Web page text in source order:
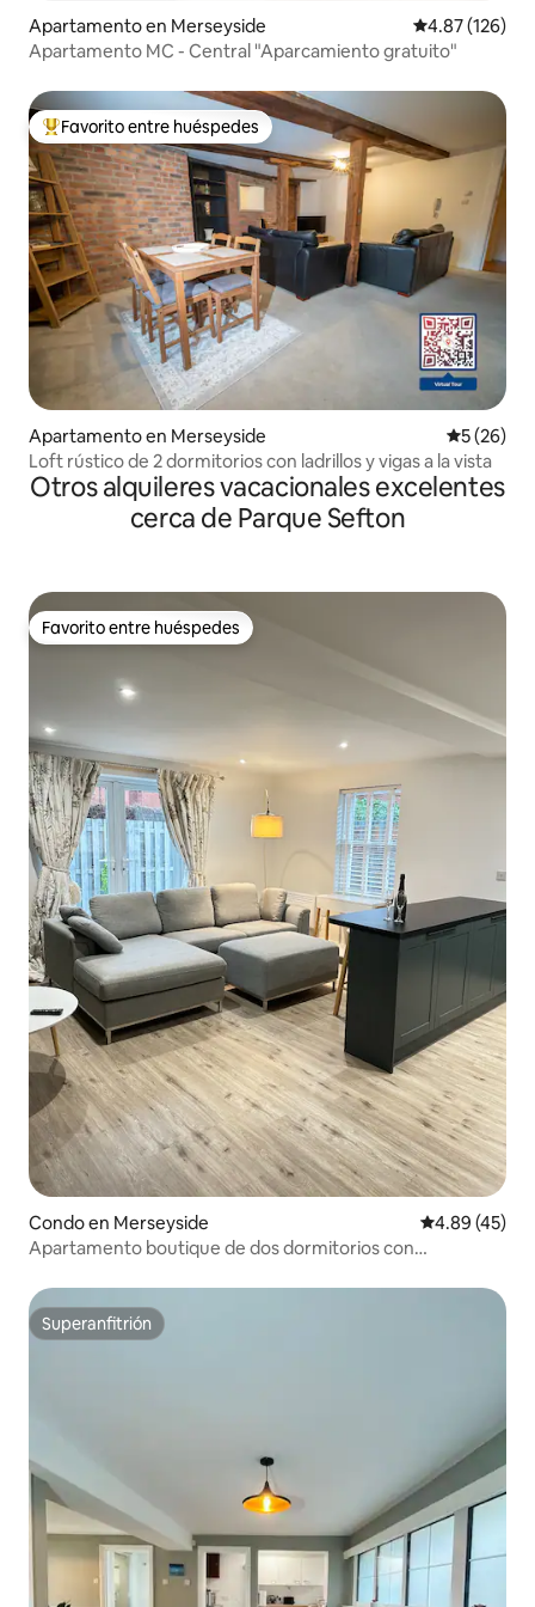
Apartamento en Merseyside Calificación
4.87 (126)
Apartamento MC - Central "Aparcamiento gratuito"
Favorito entre huéspedes preferido
Favorito entre huéspedes
Apartamento en Merseyside
5 (26)
Loft rústico de 2 dormitorios con ladrillos y vigas a la vista
Otros alquileres vacacionales excelentes
cerca de Parque Sefton
Favorito entre huéspedes
Favorito entre huéspedes
Condo en Merseyside Calificación
4.89 (45)
Apartamento boutique de dos dormitorios con
Superanfitrión
Superanfitrión